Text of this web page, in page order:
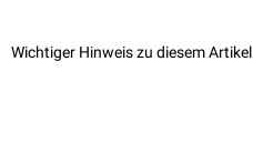
Wichtiger Hinweis zu diesem Artikel